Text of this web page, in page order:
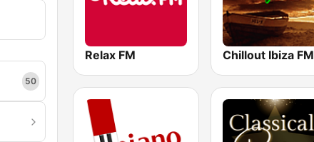
50
Relax FM Chillout Ibiza FM